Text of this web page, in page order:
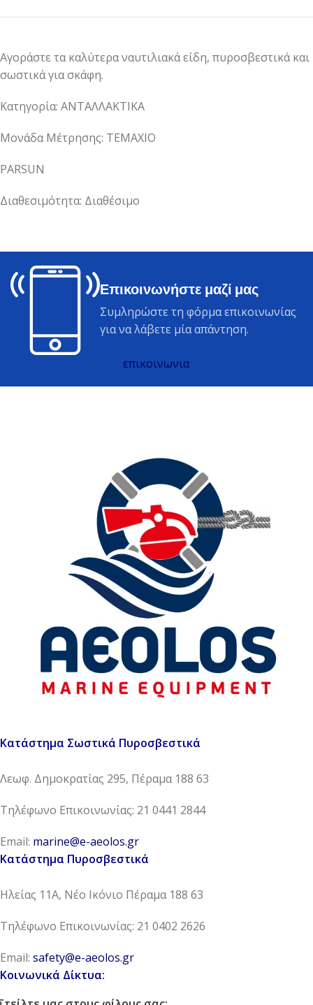
Αγοράστε τα καλύτερα ναυτιλιακά είδη, πυροσβεστικά και
σωστικά για σκάφη.
Κατηγορία: ΑΝΤΑΛΛΑΚΤΙΚΑ
Μονάδα Μέτρησης: ΤΕΜΑΧΙΟ
PARSUN
Διαθεσιμότητα: Διαθέσιμο
Επικοινωνήστε μαζί μας
Συμληρώστε τη φόρμα επικοινωνίας
για να λάβετε μία απάντηση.
επικοινωνια
Κατάστημα Σωστικά Πυροσβεστικά
Λεωφ. Δημοκρατίας 295, Πέραμα 188 63
Τηλέφωνο Επικοινωνίας: 21 0441 2844
Email: marine@e-aeolos.gr
Κατάστημα Πυροσβεστικά
Ηλείας 11Α, Νέο Ικόνιο Πέραμα 188 63
Τηλέφωνο Επικοινωνίας: 21 0402 2626
Email: safety@e-aeolos.gr
Κοινωνικά Δίκτυα: